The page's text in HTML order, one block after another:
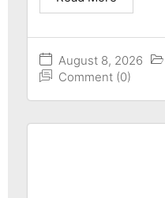
August 8, 2026
Comment (0)